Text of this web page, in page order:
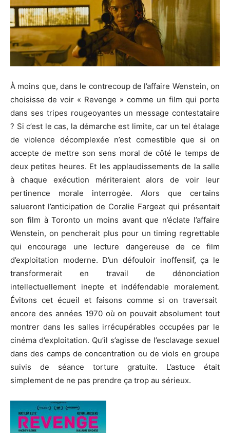
À moins que, dans le contrecoup de l’affaire Wenstein, on
choisisse de voir « Revenge » comme un film qui porte
dans ses tripes rougeoyantes un message contestataire
? Si c’est le cas, la démarche est limite, car un tel étalage
de violence décomplexée n’est comestible que si on
accepte de mettre son sens moral de côté le temps de
deux petites heures. Et les applaudissements de la salle
à chaque exécution mériteraient alors de voir leur
pertinence morale interrogée. Alors que certains
salueront l’anticipation de Coralie Fargeat qui présentait
son film à Toronto un moins avant que n’éclate l’affaire
Wenstein, on pencherait plus pour un timing regrettable
qui encourage une lecture dangereuse de ce film
d’exploitation moderne. D’un défouloir inoffensif, ça le
transformerait en travail de dénonciation
intellectuellement inepte et indéfendable moralement.
Évitons cet écueil et faisons comme si on traversait
encore des années 1970 où on pouvait absolument tout
montrer dans les salles irrécupérables occupées par le
cinéma d’exploitation. Qu’il s’agisse de l’esclavage sexuel
dans des camps de concentration ou de viols en groupe
suivis de séance torture gratuite. L’astuce était
simplement de ne pas prendre ça trop au sérieux.